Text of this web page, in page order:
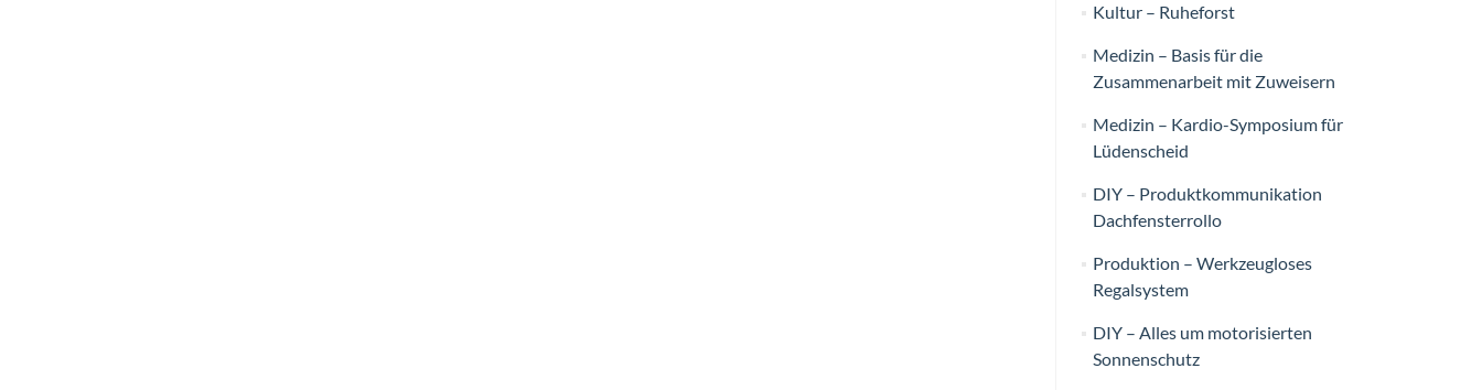
Kultur – Ruheforst
Medizin – Basis für die
Zusammenarbeit mit Zuweisern
Medizin – Kardio-Symposium für
Lüdenscheid
DIY – Produktkommunikation
Dachfensterrollo
Produktion – Werkzeugloses
Regalsystem
DIY – Alles um motorisierten
Sonnenschutz